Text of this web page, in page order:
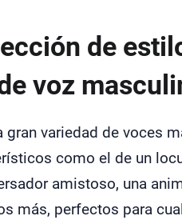
de
voz
gran variedad de voces
como el de un
amistoso, una
más, perfectos para